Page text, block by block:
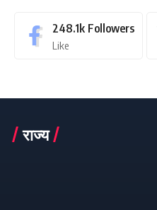
248.1k Followers
Like
राज्य